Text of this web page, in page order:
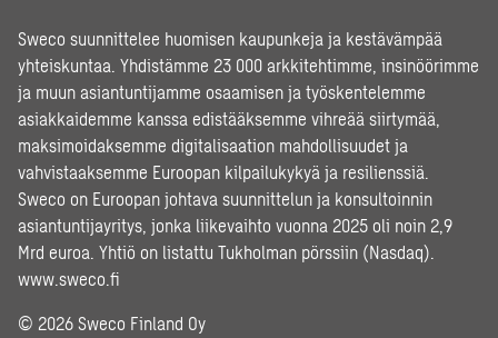
Sweco suunnittelee huomisen kaupunkeja ja kestävämpää
yhteiskuntaa. Yhdistämme 23 000 arkkitehtimme, insinöörimme
ja muun asiantuntijamme osaamisen ja työskentelemme
asiakkaidemme kanssa edistääksemme vihreää siirtymää,
maksimoidaksemme digitalisaation mahdollisuudet ja
vahvistaaksemme Euroopan kilpailukykyä ja resilienssiä.
Sweco on Euroopan johtava suunnittelun ja konsultoinnin
asiantuntijayritys, jonka liikevaihto vuonna 2025 oli noin 2,9
Mrd euroa. Yhtiö on listattu Tukholman pörssiin (Nasdaq).
www.sweco.fi
© 2026 Sweco Finland Oy